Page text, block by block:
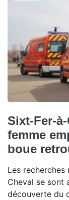
Sixt-Fer-
femme
boue
Les
Cheval se sont
découverte du